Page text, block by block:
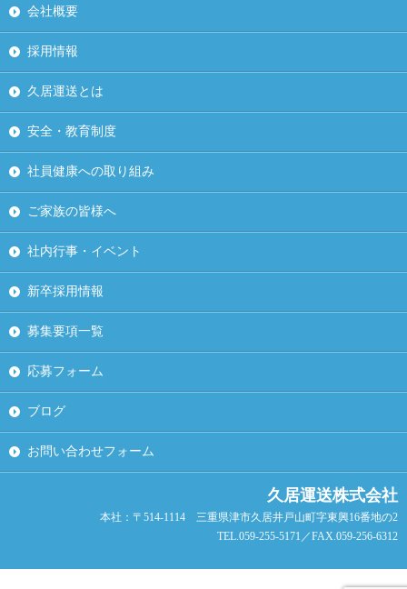
会社概要
採用情報
久居運送とは
安全・教育制度
社員健康への取り組み
ご家族の皆様へ
社内行事・イベント
新卒採用情報
募集要項一覧
応募フォーム
ブログ
お問い合わせフォーム
久居運送株式会社
本社：〒514-1114 三重県津市久居井戸山町字東興16番地の2
TEL.059-255-5171／FAX.059-256-6312